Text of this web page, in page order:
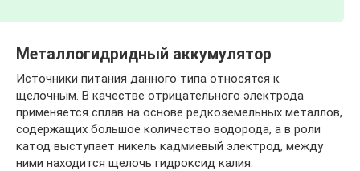
Металлогидридный аккумулятор
Источники питания данного типа относятся к
щелочным. В качестве отрицательного электрода
применяется сплав на основе редкоземельных металлов,
содержащих большое количество водорода, а в роли
катод выступает никель кадмиевый электрод, между
ними находится щелочь гидроксид калия.